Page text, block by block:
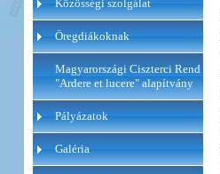
Közösségi szolgálat
Öregdiákoknak
Magyarországi Ciszterci Rend
"Ardere et lucere" alapítvány
Pályázatok
Galéria